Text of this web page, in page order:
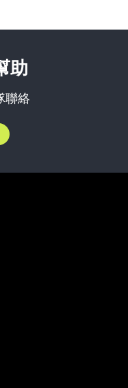
助
聯絡